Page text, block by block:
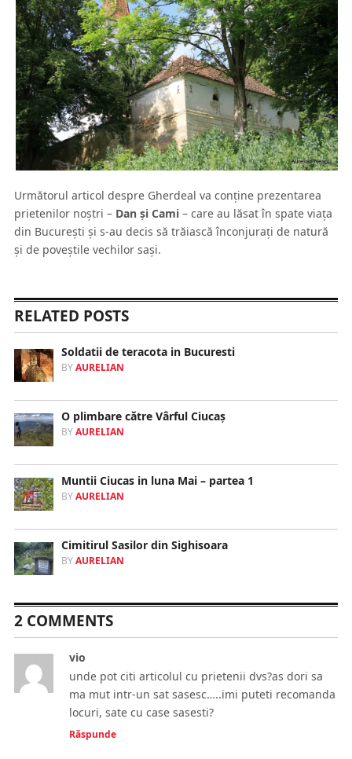
Următorul articol despre Gherdeal va conţine prezentarea
prietenilor noştri – Dan şi Cami– care au lăsat în spate viaţa
din Bucureşti şi s-au decis să trăiască înconjuraţi de natură
şi de poveştile vechilor saşi.
RELATED POSTS
Soldatii de teracota in Bucuresti
BYAURELIAN
O plimbare către Vârful Ciucaş
BYAURELIAN
Muntii Ciucas in luna Mai – partea 1
BYAURELIAN
Cimitirul Sasilor din Sighisoara
BYAURELIAN
2 COMMENTS
vio
unde pot citi articolul cu prietenii dvs?as dori sa
ma mut intr-un sat sasesc…..imi puteti recomanda
locuri, sate cu case sasesti?
Răspunde